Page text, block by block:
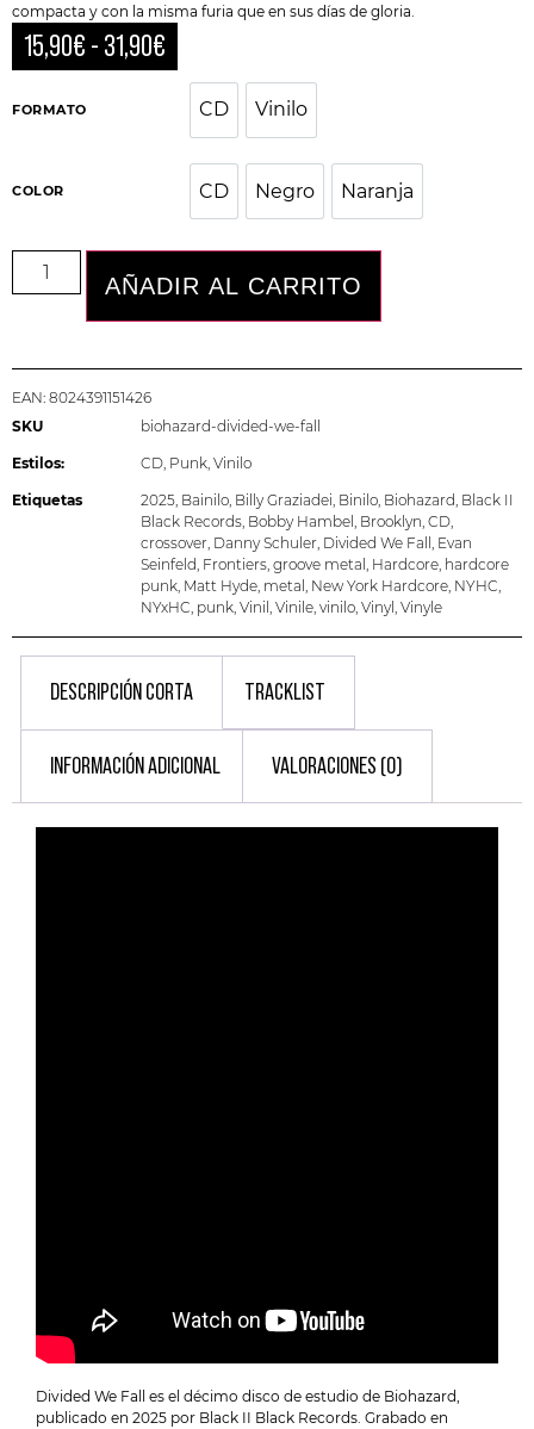
compacta y con la misma furia que en sus días de gloria.
15,90€ - 31,90€
FORMATO CD Vinilo
COLOR CD
CD Negro
Negro Naranja
Naranja
AÑADIR AL CARRITO
EAN: 8024391151426
SKU
biohazard-divided-we-fall
Estilos: CD, Punk, Vinilo
Etiquetas 2025, Bainilo, Billy Graziadei, Binilo, Biohazard, Black II
Black Records, Bobby Hambel , Brooklyn, CD,
crossover, Danny Schuler, Divided We Fall , Evan
Seinfeld, Frontiers, groove metal , Hardcore, hardcore
punk, Matt Hyde, metal , New York Hardcore, NYHC,
NYxHC, punk, Vinil , Vinile, vinilo, Vinyl, Vinyle
DESCRIPCIÓN CORTA TRACKLIST
INFORMACIÓN ADICIONAL VALORACIONES (0)
Divided We Fall es el décimo disco de estudio de Biohazard,
publicado en 2025 por Black II Black Records. Grabado en